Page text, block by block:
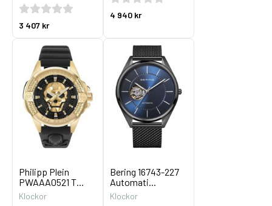
3 407 kr
4 940 kr
Philipp Plein
PWAAA0521 T...
Klockor
Bering 16743-227
Automati...
Klockor